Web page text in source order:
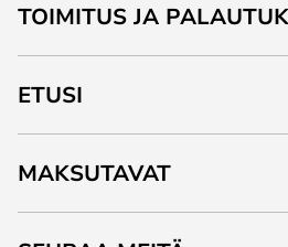
TOIMITUS JA
ETUSI
MAKSUTAVAT